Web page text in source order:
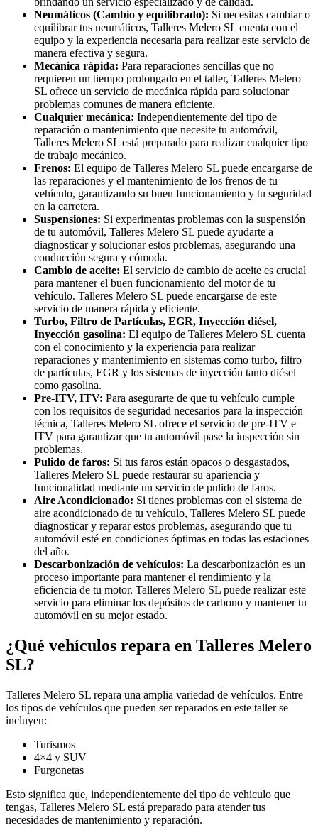
Neumáticos (Cambio y equilibrado): Si necesitas cambiar o
equilibrar tus neumáticos, Talleres Melero SL cuenta con el
equipo y la experiencia necesaria para realizar este servicio de
manera efectiva y segura.
Mecánica rápida: Para reparaciones sencillas que no
requieren un tiempo prolongado en el taller, Talleres Melero
SL ofrece un servicio de mecánica rápida para solucionar
problemas comunes de manera eficiente.
Cualquier mecánica: Independientemente del tipo de
reparación o mantenimiento que necesite tu automóvil,
Talleres Melero SL está preparado para realizar cualquier tipo
de trabajo mecánico.
Frenos: El equipo de Talleres Melero SL puede encargarse de
las reparaciones y el mantenimiento de los frenos de tu
vehículo, garantizando su buen funcionamiento y tu seguridad
en la carretera.
Suspensiones: Si experimentas problemas con la suspensión
de tu automóvil, Talleres Melero SL puede ayudarte a
diagnosticar y solucionar estos problemas, asegurando una
conducción segura y cómoda.
Cambio de aceite: El servicio de cambio de aceite es crucial
para mantener el buen funcionamiento del motor de tu
vehículo. Talleres Melero SL puede encargarse de este
servicio de manera rápida y eficiente.
Turbo, Filtro de Partículas, EGR, Inyección diésel,
Inyección gasolina: El equipo de Talleres Melero SL cuenta
con el conocimiento y la experiencia para realizar
reparaciones y mantenimiento en sistemas como turbo, filtro
de partículas, EGR y los sistemas de inyección tanto diésel
como gasolina.
Pre-ITV, ITV: Para asegurarte de que tu vehículo cumple
con los requisitos de seguridad necesarios para la inspección
técnica, Talleres Melero SL ofrece el servicio de pre-ITV e
ITV para garantizar que tu automóvil pase la inspección sin
problemas.
Pulido de faros: Si tus faros están opacos o desgastados,
Talleres Melero SL puede restaurar su apariencia y
funcionalidad mediante un servicio de pulido de faros.
Aire Acondicionado: Si tienes problemas con el sistema de
aire acondicionado de tu vehículo, Talleres Melero SL puede
diagnosticar y reparar estos problemas, asegurando que tu
automóvil esté en condiciones óptimas en todas las estaciones
del año.
Descarbonización de vehículos: La descarbonización es un
proceso importante para mantener el rendimiento y la
eficiencia de tu motor. Talleres Melero SL puede realizar este
servicio para eliminar los depósitos de carbono y mantener tu
automóvil en su mejor estado.
¿Qué vehículos repara en Talleres Melero
SL?
Talleres Melero SL repara una amplia variedad de vehículos. Entre
los tipos de vehículos que pueden ser reparados en este taller se
incluyen:
Turismos
4×4 y SUV
Furgonetas
Esto significa que, independientemente del tipo de vehículo que
tengas, Talleres Melero SL está preparado para atender tus
necesidades de mantenimiento y reparación.